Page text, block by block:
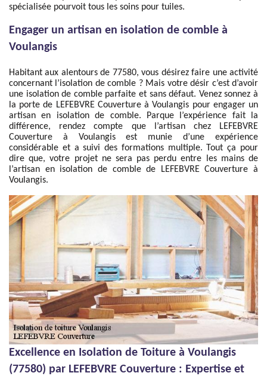
spécialisée pourvoit tous les soins pour tuiles.
Engager un artisan en isolation de comble à
Voulangis
Habitant aux alentours de 77580, vous désirez faire une activité
concernant l’isolation de comble ? Mais votre désir c’est d’avoir
une isolation de comble parfaite et sans défaut. Venez sonnez à
la porte de LEFEBVRE Couverture à Voulangis pour engager un
artisan en isolation de comble. Parque l’expérience fait la
différence, rendez compte que l’artisan chez LEFEBVRE
Couverture à Voulangis est munie d’une expérience
considérable et a suivi des formations multiple. Tout ça pour
dire que, votre projet ne sera pas perdu entre les mains de
l’artisan en isolation de comble de LEFEBVRE Couverture à
Voulangis.
Excellence en Isolation de Toiture à Voulangis
(77580) par LEFEBVRE Couverture : Expertise et